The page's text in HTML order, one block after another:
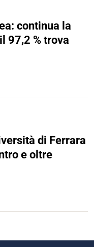
continua la
97,2 % trova
di Ferrara
e oltre